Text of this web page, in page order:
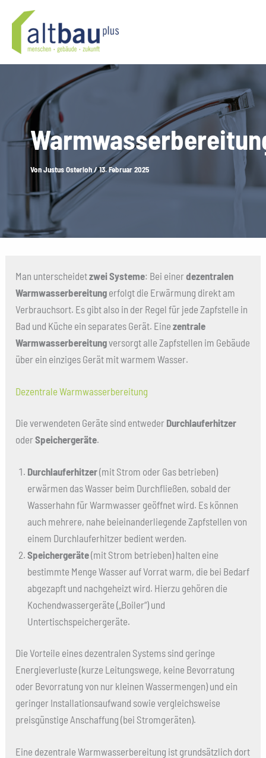
Inhalt
springen
VonJustus Osterloh/13. Februar 2025
Man unterscheidetzwei Systeme: Bei einerdezentralen
Warmwasserbereitung erfolgt die Erwärmung direkt am
Verbrauchsort. Es gibt also in der Regel für jede Zapfstelle in
Bad und Küche ein separates Gerät. Einezentrale
Warmwasserbereitungversorgt alle Zapfstellen im Gebäude
über ein einziges Gerät mit warmem Wasser.
Dezentrale Warmwasserbereitung
Die verwendeten Geräte sind entweder Durchlauferhitzer
oderSpeichergeräte.
Durchlauferhitzer(mit Strom oder Gas betrieben)
erwärmen das Wasser beim Durchfließen, sobald der
Wasserhahn für Warmwasser geöffnet wird. Es können
auch mehrere, nahe beieinanderliegende Zapfstellen von
einem Durchlauferhitzer bedient werden.
Speichergeräte(mit Strom betrieben) halten eine
bestimmte Menge Wasser auf Vorrat warm, die bei Bedarf
abgezapft und nachgeheizt wird. Hierzu gehören die
Kochendwassergeräte („Boiler“) und
Untertischspeichergeräte.
Die Vorteile eines dezentralen Systems sind geringe
Energieverluste (kurze Leitungswege, keine Bevorratung
oder Bevorratung von nur kleinen Wassermengen) und ein
geringer Installationsaufwand sowie vergleichsweise
preisgünstige Anschaffung (bei Stromgeräten).
Eine dezentrale Warmwasserbereitung ist grundsätzlich dort